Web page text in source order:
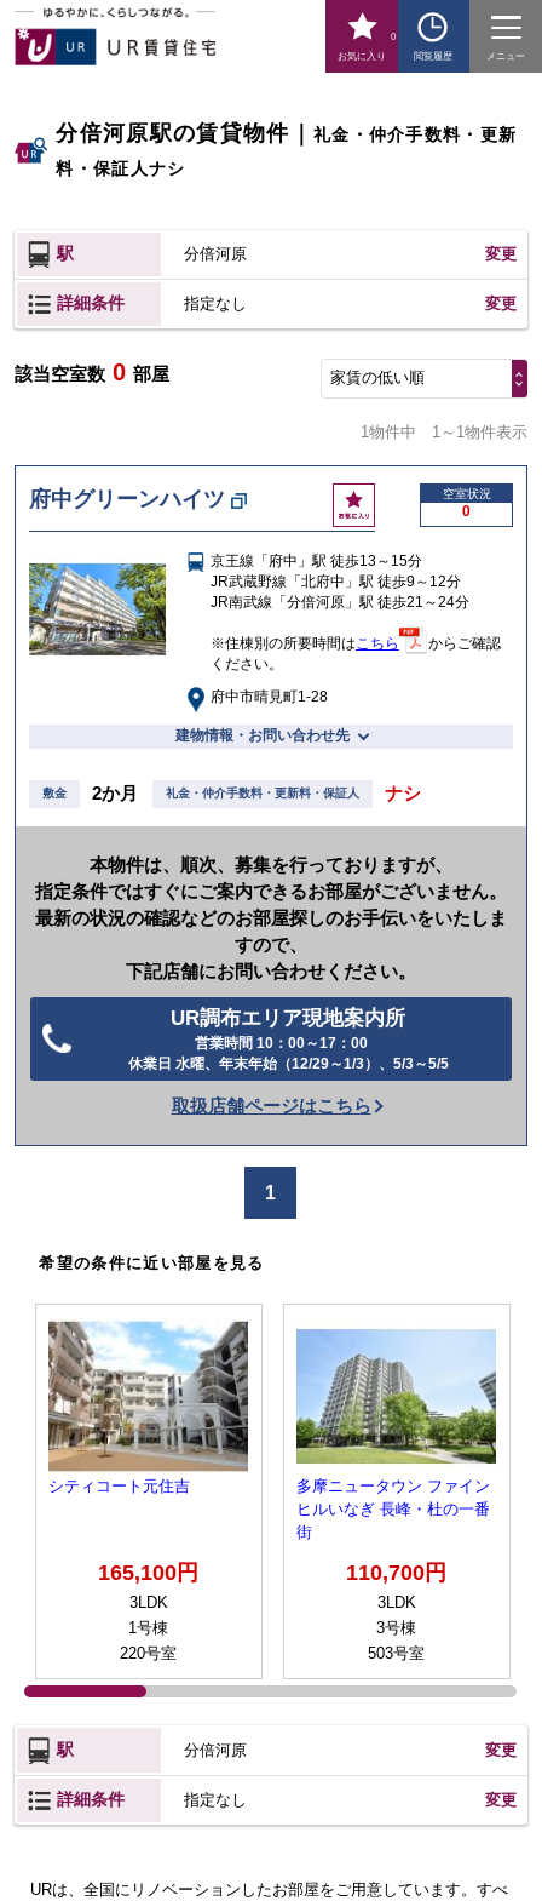
お気に入り
0
閲覧履歴
メニュー
分倍河原駅の賃貸物件
礼金・仲介手数料・更新
料・保証人ナシ
駅 分倍河原 変更
詳細条件 指定なし 変更
該当空室数 0 部屋 家賃の低い順
1物件中 1～1物件表示
府中グリーンハイツ
お
気
入
り
空室状況
0
京王線「府中」駅 徒歩13～15分
JR武蔵野線「北府中」駅 徒歩9～12分
JR南武線「分倍河原」駅 徒歩21～24分
※住棟別の所要時間はこちら
からご確認
ください。
府中市晴見町1-28
建物情報・お問い合わせ先
敷金 2か月 礼金・仲介手数料・更新料・保証人 ナシ
本物件は、順次、募集を行っておりますが、
指定条件ではすぐにご案内できるお部屋がございません。
最新の状況の確認などのお部屋探しのお手伝いをいたしま
すので、
下記店舗にお問い合わせください。
UR調布エリア現地案内所
営業時間 10：00～17：00
休業日 水曜、年末年始（12/29～1/3）、5/3～5/5
話
か
取扱店舗ページはこちら
1
希望の条件に近い部屋を見る
シティコート元住吉
165,100円
3LDK
1号棟
220号室
多摩ニュータウン ファイン
ヒルいなぎ 長峰・杜の一番
街
110,700円
3LDK
3号棟
503号室
駅 分倍河原 変更
詳細条件 指定なし 変更
URは、全国にリノベーションしたお部屋をご用意しています。すべ